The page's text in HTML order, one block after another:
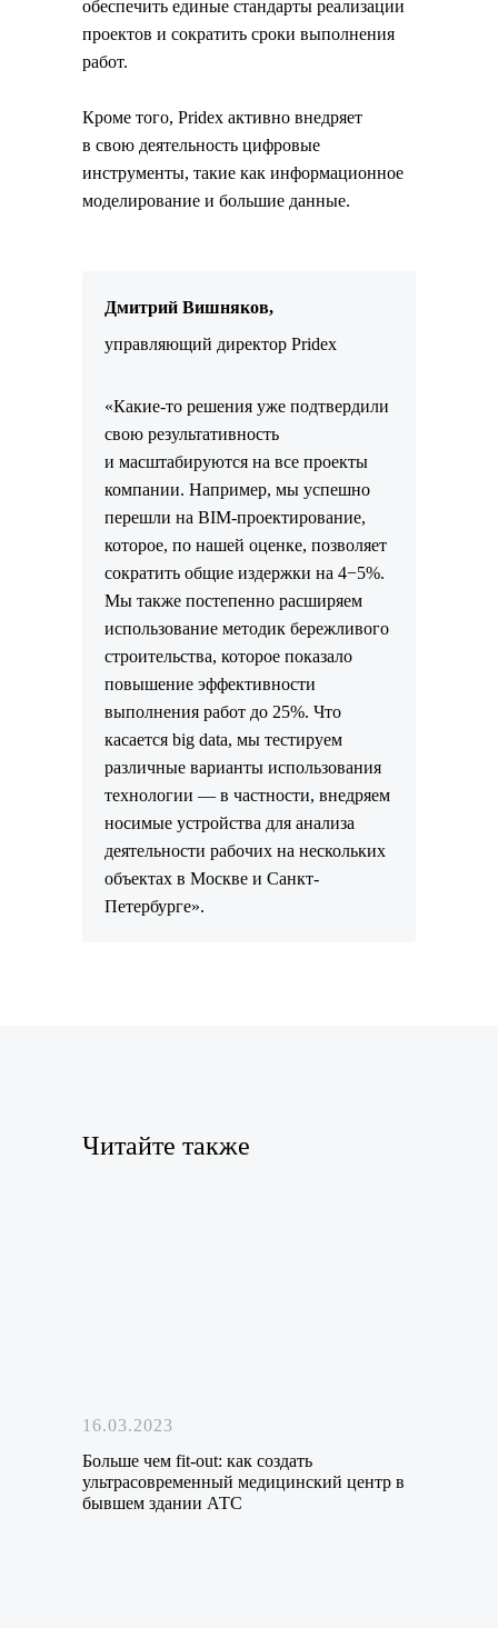
обеспечить единые стандарты реализации
проектов и сократить сроки выполнения
работ.
Кроме того, Pridex активно внедряет
в свою деятельность цифровые
инструменты, такие как информационное
моделирование и большие данные.
Дмитрий Вишняков,
управляющий директор Pridex
«Какие-то решения уже подтвердили
свою результативность
и масштабируются на все проекты
компании. Например, мы успешно
перешли на BIM-проектирование,
которое, по нашей оценке, позволяет
сократить общие издержки на 4−5%.
Мы также постепенно расширяем
использование методик бережливого
строительства, которое показало
повышение эффективности
выполнения работ до 25%. Что
касается big data, мы тестируем
различные варианты использования
технологии — в частности, внедряем
носимые устройства для анализа
деятельности рабочих на нескольких
объектах в Москве и Санкт-
Петербурге».
Читайте также
16.03.2023
Больше чем fit-out: как создать
ультрасовременный медицинский центр в
бывшем здании АТС